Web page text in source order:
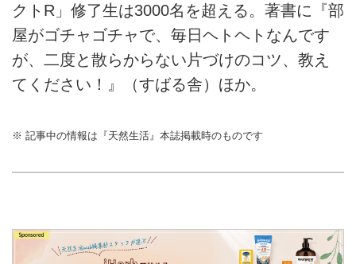
クトR」修了生は3000名を超える。著書に『部
屋がゴチャゴチャで、毎日ヘトヘトなんです
が、二度と散らからない片づけのコツ、教え
てください！』（すばる舎）ほか。
※ 記事中の情報は『天然生活』本誌掲載時のものです